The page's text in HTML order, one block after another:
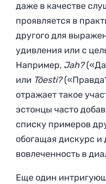
даже в качестве
проявляется в
другого для
удивления или с
Например, Jah?
или Tõesti?
отражает такое
эстонцы часто
списку примеров
обогащая дискурс
вовлеченность в
Еще один